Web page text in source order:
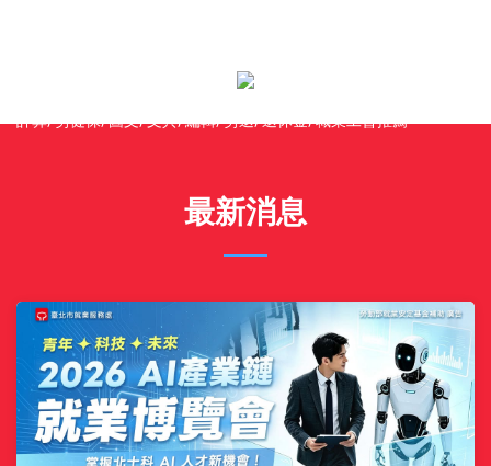
職業工會勞保, 新北市職業工會, 台北市職業工會, 勞保年金, 投保職
業工會, 生育補助, 勞保給付, 勞保老年給付, 勞保費率表, 勞保退休金
計算, 勞健保, 圖文, 文具, 編輯, 勞退, 退休金, 職業工會推薦
最新消息